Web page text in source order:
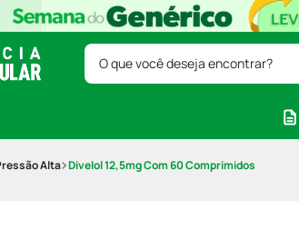
O que você deseja encontrar?
Alta Divelol 12,5mg Com 60 Comprimidos